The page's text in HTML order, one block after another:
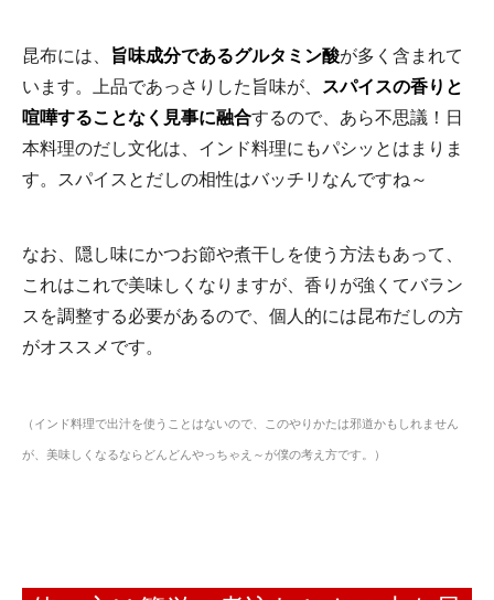
昆布には、 旨味成分であるグルタミン酸が多く含まれて
います。上品であっさりした旨味が、
スパイスの香りと
喧嘩することなく見事に融合するので、あら不思議！日
本料理のだし文化は、インド料理にもパシッとはまりま
す。スパイスとだしの相性はバッチリなんですね～
なお、隠し味にかつお節や煮干しを使う方法もあって、
これはこれで美味しくなりますが、香りが強くてバラン
スを調整する必要があるので、個人的には昆布だしの方
がオススメです。
（インド料理で出汁を使うことはないので、このやりかたは邪道かもしれません
が、美味しくなるならどんどんやっちゃえ～が僕の考え方です。）